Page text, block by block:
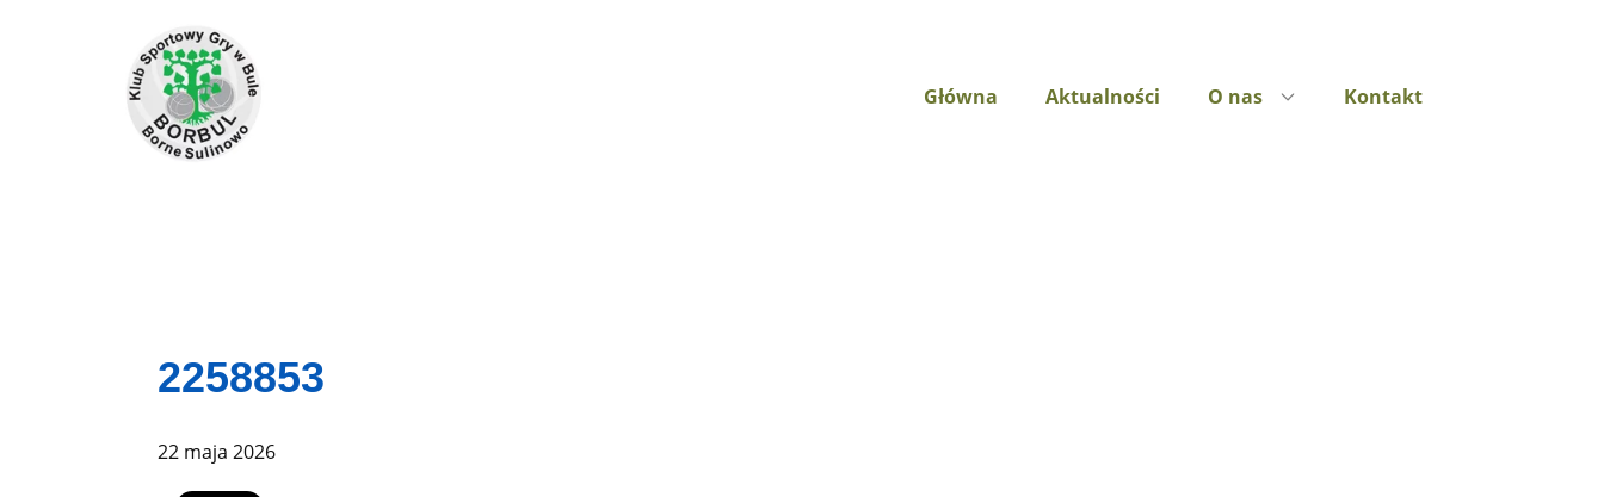
Główna Aktualności O nas Kontakt
2258853
22 maja 2026